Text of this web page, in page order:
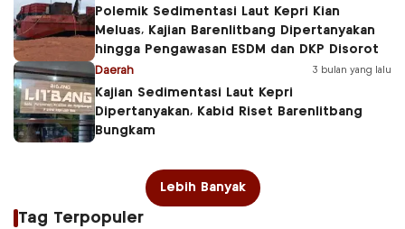
Polemik Sedimentasi Laut Kepri Kian
Meluas, Kajian Barenlitbang Dipertanyakan
hingga Pengawasan ESDM dan DKP Disorot
Daerah 3 bulan yang lalu
Kajian Sedimentasi Laut Kepri
Dipertanyakan, Kabid Riset Barenlitbang
Bungkam
Lebih Banyak
Tag Terpopuler